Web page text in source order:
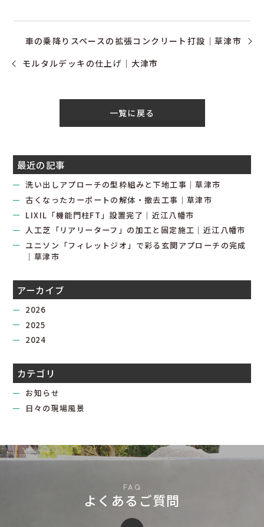
車の乗降りスペースの拡張コンクリート打設｜草津市
モルタルデッキの仕上げ｜大津市
一覧に戻る
最近の記事
洗い出しアプローチの型枠組みと下地工事｜草津市
古くなったカーポートの解体・撤去工事｜草津市
LIXIL「機能門柱FT」設置完了｜近江八幡市
人工芝「リアリーターフ」の加工と固定施工｜近江八幡市
ユニソン「フィレットジオ」で彩る玄関アプローチの完成
｜草津市
アーカイブ
2026
2025
2024
カテゴリ
お知らせ
日々の現場風景
よくあるご質問